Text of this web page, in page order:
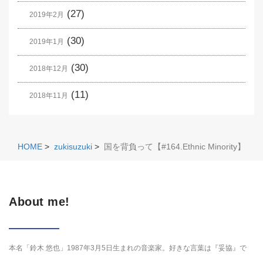
2019年2月 (27)
2019年1月 (30)
2018年12月 (30)
2018年11月 (11)
HOME > zukisuzuki > 国を背負って【#164.Ethnic Minority】
About me!
本名「鈴木 悠也」1987年3月5日生まれの音楽家。好きな言葉は『妥協』で